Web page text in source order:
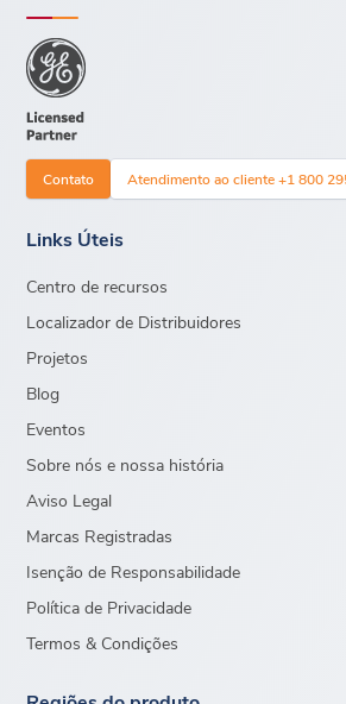
Contato Atendimento ao cliente +1 800
Links Úteis
Centro de recursos
Localizador de Distribuidores
Projetos
Blog
Eventos
Sobre nós e nossa história
Aviso Legal
Marcas Registradas
Isenção de Responsabilidade
Política de Privacidade
Termos & Condições